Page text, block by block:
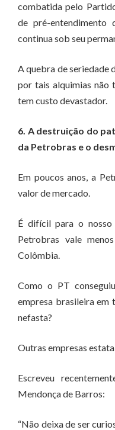
combatida pelo
de pré-entendimento
continua sob seu
A quebra de seriedade
por tais alquimias não
tem custo devastador.
6. A destruição do
da Petrobras e o
Em poucos anos, a
valor de mercado.
É difícil para o
Petrobras vale
Colômbia.
Como o PT
empresa brasileira em
nefasta?
Outras empresas
Escreveu
Mendonça de Barros:
“Não deixa de ser